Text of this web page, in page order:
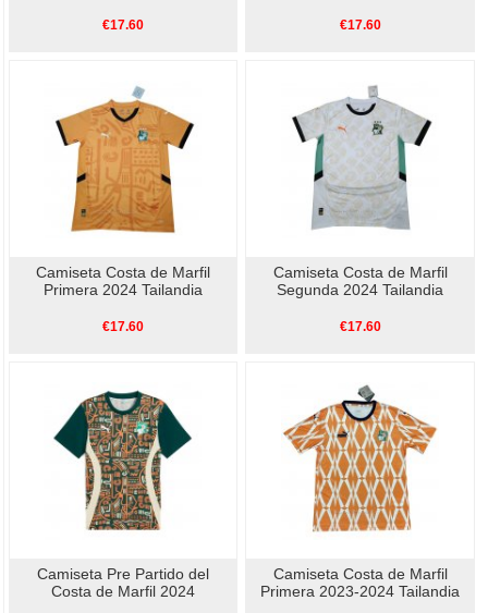
€17.60 €17.60
Camiseta Costa de Marfil
Primera 2024 Tailandia
€17.60
Camiseta Costa de Marfil
Segunda 2024 Tailandia
€17.60
Camiseta Pre Partido del
Costa de Marfil 2024
Camiseta Costa de Marfil
Primera 2023-2024 Tailandia